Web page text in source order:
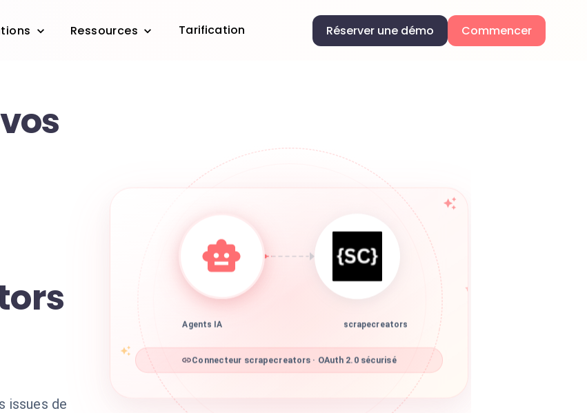
Ressources Tarification Réserver une démo Commencer
issues de
Agents IA scrapecreators
Connecteur scrapecreators · OAuth 2.0 sécurisé